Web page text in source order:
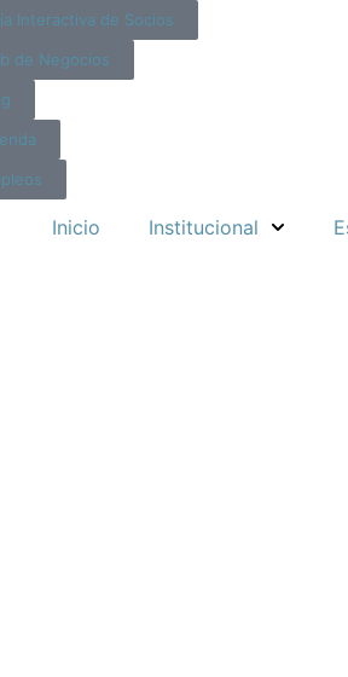
Interactiva de Socios
de Negocios
Inicio Institucional